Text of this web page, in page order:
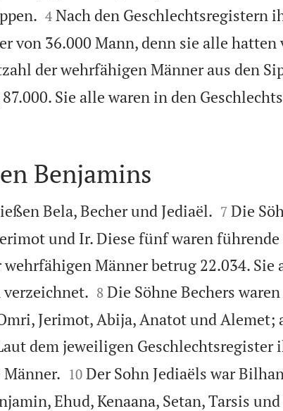

4 Nach den Geschlechtsregistern
von 36.000 Mann, denn sie alle hatten
der wehrfähigen Männer aus den
Sie alle waren in den
Benjamins
Bela, Becher und Jediaël.
7 Die
und Ir. Diese fünf waren
Männer betrug 22.034. Sie

8 Die Söhne Bechers
Jerimot, Abija, Anatot und Alemet;
dem jeweiligen Geschlechtsregister

10 Der Sohn Jediaëls war
Ehud, Kenaana, Setan, Tarsis